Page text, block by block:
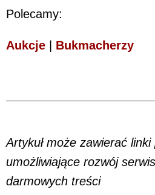
Polecamy:
Aukcje | Bukmacherzy
Artykuł może zawierać linki
umożliwiające rozwój
darmowych treści